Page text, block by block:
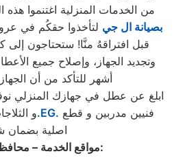
من الخدمات المنزلية اغتنموا
بصيانة ال جي لتأخذوا حقكُم في
قبل افتراقهُ منَّا! ستحتاجون إلى
أشهر للتأكد من أن
ابلغ عن عطل في جهازك المنزلي
و.EG.
اصلية بضمان
مواقع الخدمة – محافظة الغربية: